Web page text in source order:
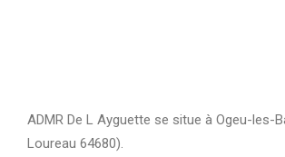
ADMR De L Ayguette se situe à Ogeu-les-
Loureau 64680).